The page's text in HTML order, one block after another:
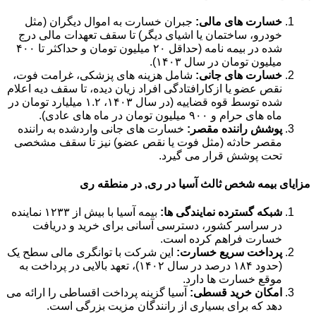
خسارت های مالی: جبران خسارت به اموال دیگران (مثل
خودرو، ساختمان یا اشیای دیگر) تا سقف تعهدات مالی درج
شده در بیمه نامه (حداقل ۲۰ میلیون تومان و حداکثر تا ۴۰۰
میلیون تومان در سال ۱۴۰۳).
خسارت های جانی: شامل هزینه های پزشکی، غرامت فوت،
نقص عضو یا ازکارافتادگی افراد زیان دیده، تا سقف دیه اعلام
شده توسط قوه قضاییه (در سال ۱۴۰۳، ۱.۲ میلیارد تومان در
ماه های حرام و ۹۰۰ میلیون تومان در ماه های عادی).
پوشش راننده مقصر: خسارت های جانی واردشده به راننده
مقصر حادثه (مثل فوت یا نقص عضو) نیز تا سقف مشخصی
تحت پوشش قرار می گیرد.
مزایای بیمه شخص ثالث آسیا در ری, در منطقه ری
شبکه گسترده نمایندگی ها:
بیمه آسیا با بیش از ۱۲۳۳ نماینده
در سراسر کشور، دسترسی آسانی برای خرید و دریافت
خسارت فراهم کرده است.
پرداخت سریع خسارت: این شرکت با توانگری مالی سطح یک
(حدود ۱۸۴ درصد در سال ۱۴۰۲)، تعهد بالایی در پرداخت به
موقع خسارت ها دارد.
امکان خرید قسطی: آسیا گزینه پرداخت اقساطی را ارائه می
دهد که برای بسیاری از رانندگان مزیت بزرگی است.